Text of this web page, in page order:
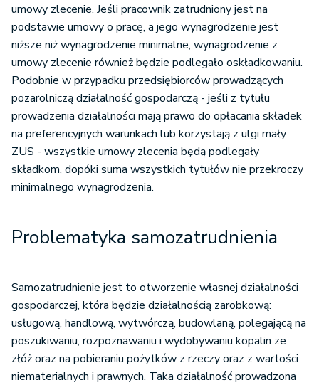
umowy zlecenie. Jeśli pracownik zatrudniony jest na
podstawie umowy o pracę, a jego wynagrodzenie jest
niższe niż wynagrodzenie minimalne, wynagrodzenie z
umowy zlecenie również będzie podlegało oskładkowaniu.
Podobnie w przypadku przedsiębiorców prowadzących
pozarolniczą działalność gospodarczą - jeśli z tytułu
prowadzenia działalności mają prawo do opłacania składek
na preferencyjnych warunkach lub korzystają z ulgi mały
ZUS - wszystkie umowy zlecenia będą podlegały
składkom, dopóki suma wszystkich tytułów nie przekroczy
minimalnego wynagrodzenia.
Problematyka samozatrudnienia
Samozatrudnienie jest to otworzenie własnej działalności
gospodarczej, która będzie działalnością zarobkową:
usługową, handlową, wytwórczą, budowlaną, polegającą na
poszukiwaniu, rozpoznawaniu i wydobywaniu kopalin ze
złóż oraz na pobieraniu pożytków z rzeczy oraz z wartości
niematerialnych i prawnych. Taka działalność prowadzona